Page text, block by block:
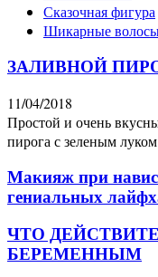
Сказочная фигура
Шикарные
ЗАЛИВНОЙ
11/04/2018
Простой и очень
пирога с зеленым
Макияж при
гениальных
ЧТО
БЕРЕМЕННЫМ